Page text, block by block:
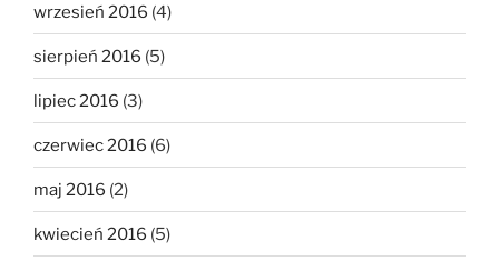
wrzesień 2016 (4)
sierpień 2016 (5)
lipiec 2016 (3)
czerwiec 2016 (6)
maj 2016 (2)
kwiecień 2016 (5)